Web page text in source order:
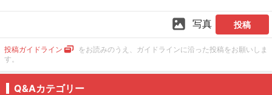
写真 投稿
投稿ガイドライン
をお読みのうえ、ガイドラインに沿った投稿をお願いしま
す。
Q&Aカテゴリー